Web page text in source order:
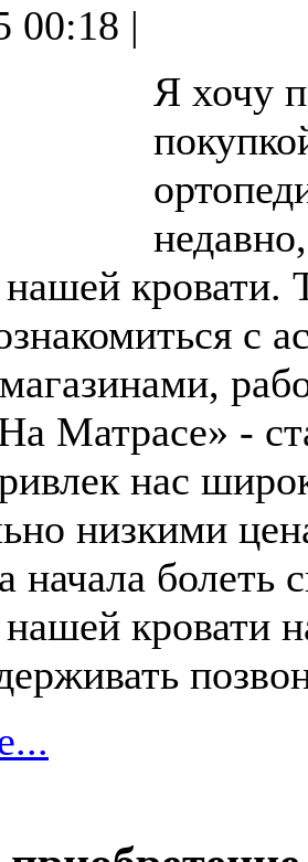
00:18 |
Я хочу
нашей
с
Матрасе» -
нас
низкими
начала
кровати